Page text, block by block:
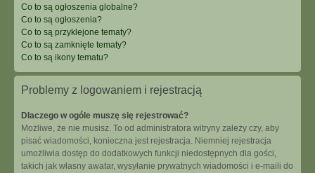
Co to są ogłoszenia globalne?
Co to są ogłoszenia?
Co to są przyklejone tematy?
Co to są zamknięte tematy?
Co to są ikony tematu?
Problemy z logowaniem i rejestracją
Dlaczego w ogóle muszę się rejestrować?
Możliwe, że nie musisz. To od administratora witryny zależy czy, aby
pisać wiadomości, konieczna jest rejestracja. Niemniej rejestracja
umożliwia dostęp do dodatkowych funkcji niedostępnych dla gości,
takich jak własny awatar, wysyłanie prywatnych wiadomości i e-maili do